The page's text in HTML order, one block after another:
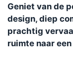
Geniet van de
design, diep
prachtig
ruimte naar